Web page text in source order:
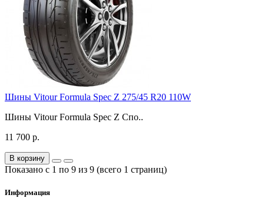
Шины Vitour Formula Spec Z 275/45 R20 110W
Шины Vitour Formula Spec Z Спо..
11 700 р.
В корзину
Показано с 1 по 9 из 9 (всего 1 страниц)
Информация